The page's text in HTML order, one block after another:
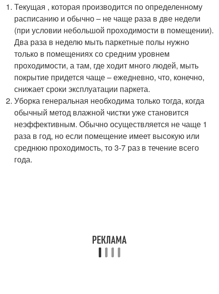
Текущая , которая производится по определенному
расписанию и обычно – не чаще раза в две недели
(при условии небольшой проходимости в помещении).
Два раза в неделю мыть паркетные полы нужно
только в помещениях со средним уровнем
проходимости, а там, где ходит много людей, мыть
покрытие придется чаще – ежедневно, что, конечно,
снижает сроки эксплуатации паркета.
Уборка генеральная необходима только тогда, когда
обычный метод влажной чистки уже становится
неэффективным. Обычно осуществляется не чаще 1
раза в год, но если помещение имеет высокую или
среднюю проходимость, то 3-7 раз в течение всего
года.